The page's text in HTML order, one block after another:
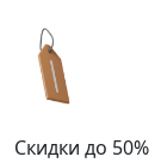
Скидки до 50%